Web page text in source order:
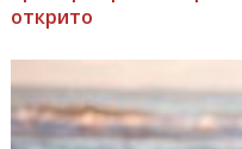
открито